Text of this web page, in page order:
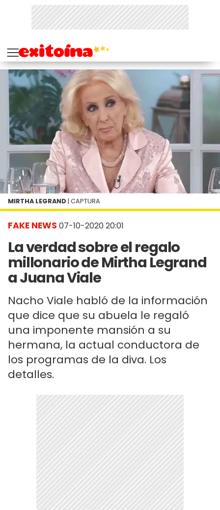
FAKE NEWS 07-10-2020 20:01
La verdad sobre el regalo
millonario de Mirtha Legrand
a Juana Viale
Nacho Viale habló de la información
que dice que su abuela le regaló
una imponente mansión a su
hermana, la actual conductora de
los programas de la diva. Los
detalles.
MIRTHA LEGRAND | CAPTURA